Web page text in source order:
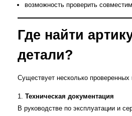
возможность проверить
Где найти
детали?
Существует несколько проверенных
Техническая документация
В руководстве по эксплуатации и